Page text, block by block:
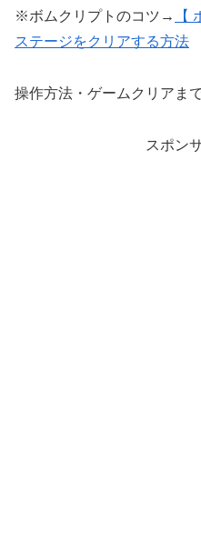
※ボムクリプトのコツ→
【
ステージをクリアする方法
操作方法・ゲームクリアま
スポン